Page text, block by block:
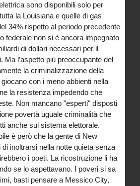
sono disponibili solo per
la Louisiana e quelle di gas
34% rispetto al periodo precedente
federale non si è ancora impegnato
di dollari necessari per il
Ma l’aspetto più preoccupante del
la criminalizzazione della
con i meno abbienti nella
la resistenza impedendo che
Non mancano "esperti" disposti
povertà uguale criminalità che
anche sul sistema elettorale.
è però che la gente di New
inoltrarsi nella notte quieta senza
i poeti. La ricostruzione li ha
se lo aspettavano. I poveri si sa
basti pensare a Messico City,